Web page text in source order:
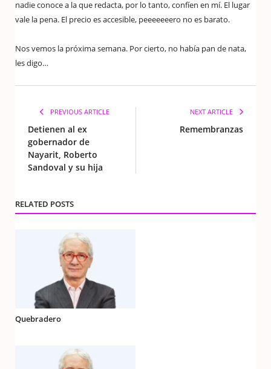
nadie conoce a la que redacta, por lo tanto, confíen en mí. El lugar
vale la pena. El precio es accesible, peeeeeeero no es barato.
Nos vemos la próxima semana. Por cierto, no había pan de nata,
les digo…
PREVIOUS ARTICLE
Detienen al ex
gobernador de
Nayarit, Roberto
Sandoval y su hija
NEXT ARTICLE
Remembranzas
RELATED POSTS
Quebradero